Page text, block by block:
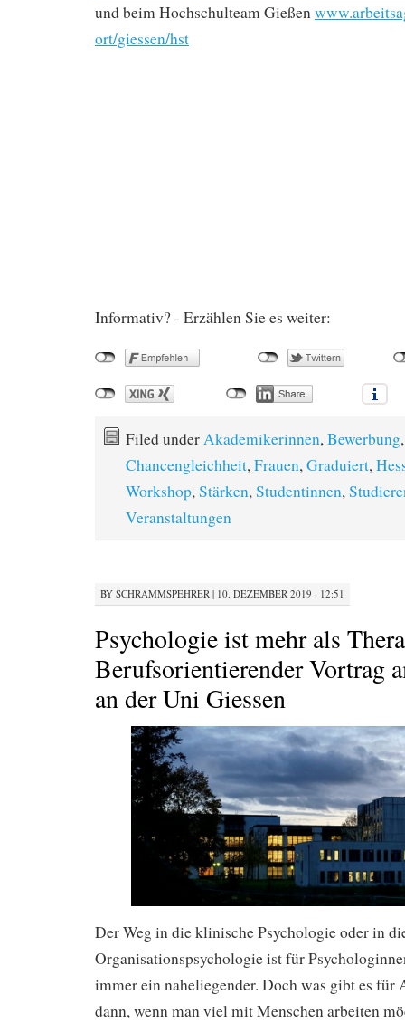
und beim Hochschulteam Gießen
ort/giessen/hst
Informativ? - Erzählen Sie es weiter:
Filed underAkademikerinnen,Bewerbung,
Chancengleichheit,Frauen,Graduiert,
Workshop,Stärken,Studentinnen,
Veranstaltungen
BY SCHRAMMSPEHRER | 10. DEZEMBER 2019 · 12:51
Psychologie ist mehr als
Berufsorientierender Vortrag
an der Uni Giessen
Der Weg in die klinische Psychologie oder in
Organisationspsychologie ist für
immer ein naheliegender. Doch was gibt es für
dann, wenn man viel mit Menschen arbeiten